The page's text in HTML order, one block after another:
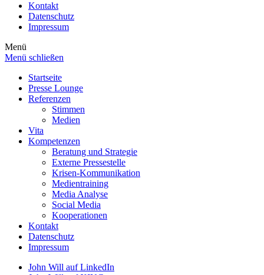
Kontakt
Datenschutz
Impressum
Menü
Menü schließen
Startseite
Presse Lounge
Referenzen
Stimmen
Medien
Vita
Kompetenzen
Beratung und Strategie
Externe Pressestelle
Krisen-Kommunikation
Medientraining
Media Analyse
Social Media
Kooperationen
Kontakt
Datenschutz
Impressum
John Will auf LinkedIn